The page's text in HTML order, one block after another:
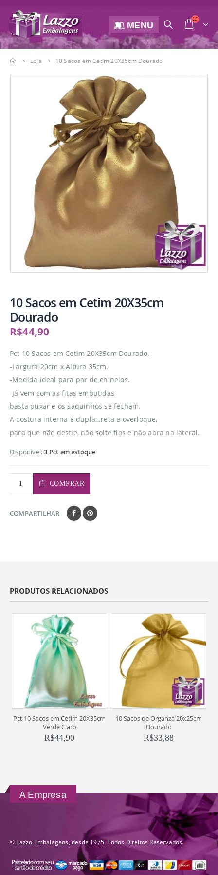
MENU
Loja 10 Sacos em Cetim 20X35cm Dourado
10 Sacos em Cetim 20X35cm
Dourado
R$44,90
Pct 10 Sacos em Cetim 20X35cm Dourado.
-Largura 20cm x Altura 35cm.
-Medida ideal para par de chinelos.
-Já vem com as fitas embutidas,
basta puxar e os saquinhos se fecham.
A costura interna é dupla…reta e overloque,
para que não desfie, não solte fios e não abra na lateral.
Disponível:3 Pct em estoque
COMPRAR
COMPARTILHAR
PRODUTOS RELACIONADOS
Pct 10 Sacos em Cetim 20X35cm
Verde Claro
R$44,90
10 Sacos de Organza 20x25cm
Dourado
R$33,88
A Empresa
© Lazzo Embalagens, desde 1975. Todos Direitos Reservados.